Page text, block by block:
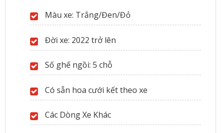
Màu xe: Trắng/Đen/Đỏ
Đời xe: 2022 trở lên
Số ghế ngồi: 5 chỗ
Có sẵn hoa cưới kết theo xe
Các Dòng Xe Khác